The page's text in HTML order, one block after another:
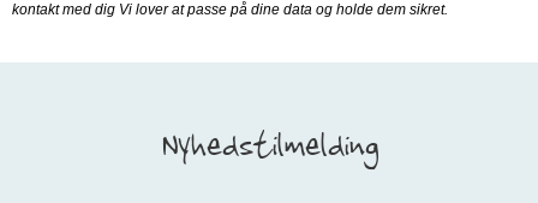
kontakt med dig Vi lover at passe på dine data og holde dem sikret.
Nyhedstilmelding